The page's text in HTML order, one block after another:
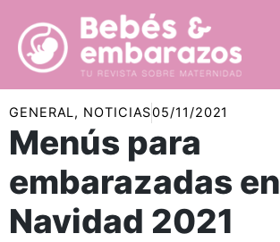
contenido
GENERAL, NOTICIAS05/11/2021
Menús para
embarazadas en
Navidad 2021